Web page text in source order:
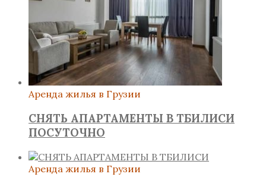
Аренда жилья в Грузии
СНЯТЬ АПАРТАМЕНТЫ В ТБИЛИСИ
ПОСУТОЧНО
Аренда жилья в Грузии